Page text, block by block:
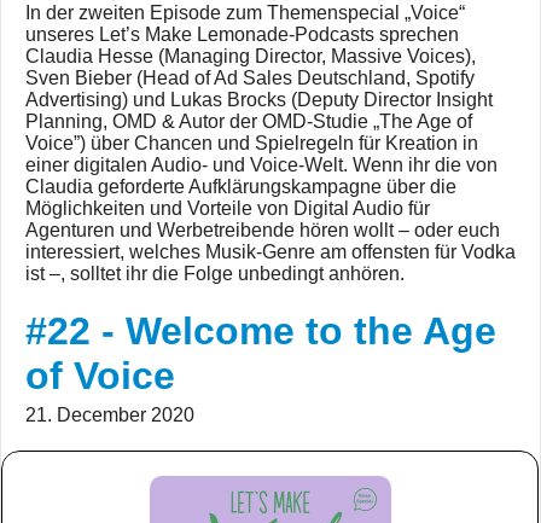
In der zweiten Episode zum Themenspecial „Voice“
unseres Let’s Make Lemonade-Podcasts sprechen
Claudia Hesse (Managing Director, Massive Voices),
Sven Bieber (Head of Ad Sales Deutschland, Spotify
Advertising) und Lukas Brocks (Deputy Director Insight
Planning, OMD & Autor der OMD-Studie „The Age of
Voice”) über Chancen und Spielregeln für Kreation in
einer digitalen Audio- und Voice-Welt. Wenn ihr die von
Claudia geforderte Aufklärungskampagne über die
Möglichkeiten und Vorteile von Digital Audio für
Agenturen und Werbetreibende hören wollt – oder euch
interessiert, welches Musik-Genre am offensten für Vodka
ist –, solltet ihr die Folge unbedingt anhören.
#22 - Welcome to the Age
of Voice
21. December 2020